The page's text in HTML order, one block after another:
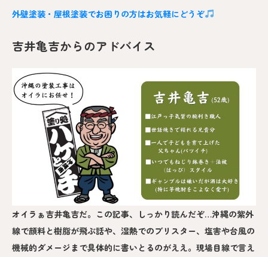
外壁塗装・屋根塗装でお困りの方はお気軽にどうぞ
吉井亀吉からのアドバイス
オイラぁ吉井亀吉だ。この記事、しっかり読んだぞ…沖縄の紫外
線で顔料と樹脂が飛ぶ話や、湿熱でのブリスター、塩害や台風の
機械的ダメージまで具体的に書いとるのがええ。現場目線で言え